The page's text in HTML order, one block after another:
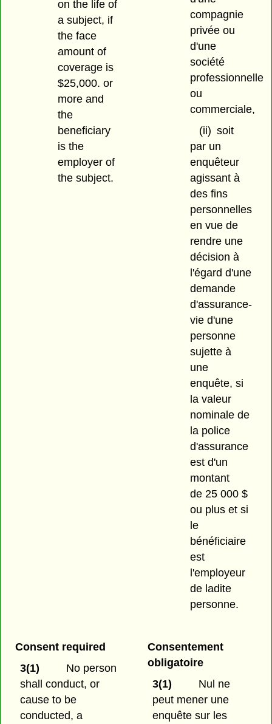
on the life of
a subject, if
the face
amount of
coverage is
$25,000. or
more and
the
beneficiary
is the
employer of
the subject.
compagnie
privée ou
d'une
société
professionnelle
ou
commerciale,
(ii) soit
par un
enquêteur
agissant à
des fins
personnelles
en vue de
rendre une
décision à
l'égard d'une
demande
d'assurance-
vie d'une
personne
sujette à
une
enquête, si
la valeur
nominale de
la police
d'assurance
est d'un
montant
de 25 000 $
ou plus et si
le
bénéficiaire
est
l'employeur
de ladite
personne.
Consent required
3(1)
No person
shall conduct, or
cause to be
conducted, a
Consentement
obligatoire
3(1)
Nul ne
peut mener une
enquête sur les